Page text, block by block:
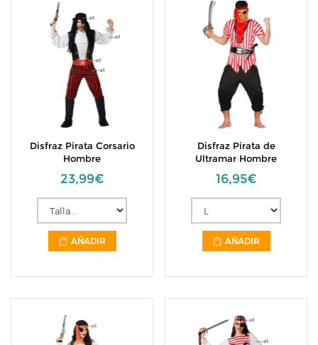
Disfraz Pirata Corsario
Hombre
23,99€
AÑADIR
Disfraz Pirata de
Ultramar Hombre
16,95€
AÑADIR